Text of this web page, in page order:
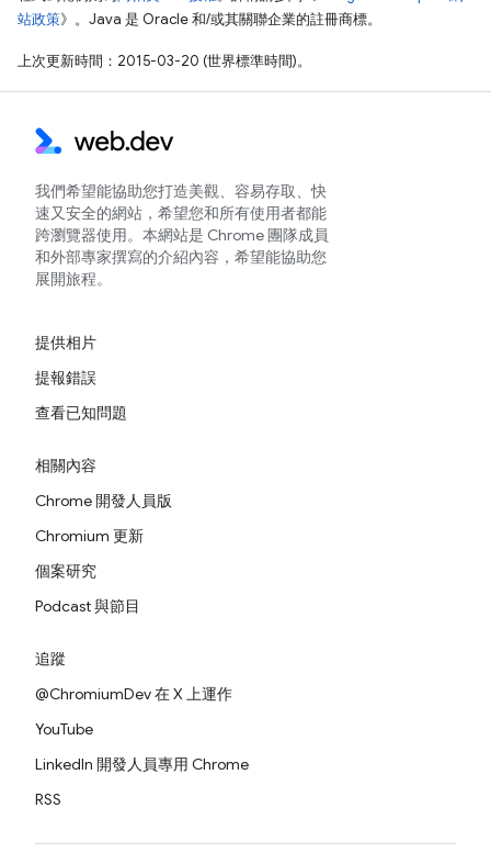
站政策》。Java 是 Oracle 和/或其關聯企業的註冊商標。
上次更新時間：2015-03-20 (世界標準時間)。
我們希望能協助您打造美觀、容易存取、快
速又安全的網站，希望您和所有使用者都能
跨瀏覽器使用。本網站是 Chrome 團隊成員
和外部專家撰寫的介紹內容，希望能協助您
展開旅程。
提供相片
提報錯誤
查看已知問題
相關內容
Chrome 開發人員版
Chromium 更新
個案研究
Podcast 與節目
追蹤
@ChromiumDev 在 X 上運作
YouTube
LinkedIn 開發人員專用 Chrome
RSS